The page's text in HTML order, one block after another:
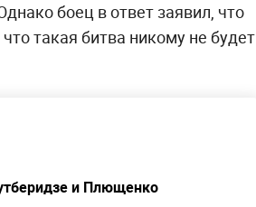
боец в ответ заявил, что
такая битва никому не будет
и Плющенко